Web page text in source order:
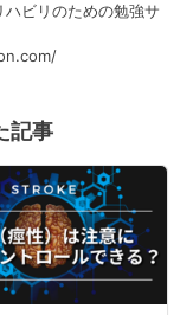
ビリのための勉強サ
記事